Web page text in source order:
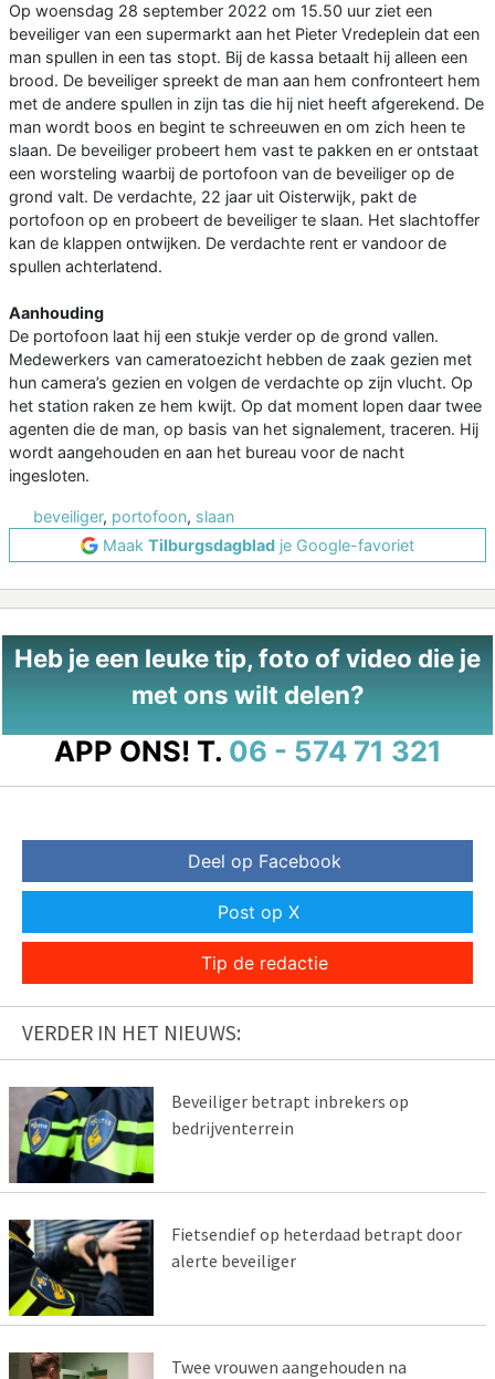
Op woensdag 28 september 2022 om 15.50 uur ziet een
beveiliger van een supermarkt aan het Pieter Vredeplein dat een
man spullen in een tas stopt. Bij de kassa betaalt hij alleen een
brood. De beveiliger spreekt de man aan hem confronteert hem
met de andere spullen in zijn tas die hij niet heeft afgerekend. De
man wordt boos en begint te schreeuwen en om zich heen te
slaan. De beveiliger probeert hem vast te pakken en er ontstaat
een worsteling waarbij de portofoon van de beveiliger op de
grond valt. De verdachte, 22 jaar uit Oisterwijk, pakt de
portofoon op en probeert de beveiliger te slaan. Het slachtoffer
kan de klappen ontwijken. De verdachte rent er vandoor de
spullen achterlatend.
Aanhouding
De portofoon laat hij een stukje verder op de grond vallen.
Medewerkers van cameratoezicht hebben de zaak gezien met
hun camera’s gezien en volgen de verdachte op zijn vlucht. Op
het station raken ze hem kwijt. Op dat moment lopen daar twee
agenten die de man, op basis van het signalement, traceren. Hij
wordt aangehouden en aan het bureau voor de nacht
ingesloten.
beveiliger, portofoon, slaan
Maak Tilburgsdagblad je Google-favoriet
Heb je een leuke tip, foto of video die je
met ons wilt delen?
APP ONS! T. 06 - 574 71 321
Deel op Facebook
Post op X
Tip de redactie
VERDER IN HET NIEUWS:
Beveiliger betrapt inbrekers op
bedrijventerrein
Fietsendief op heterdaad betrapt door
alerte beveiliger
Twee vrouwen aangehouden na